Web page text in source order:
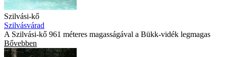
Szilvási-kő
Szilvásvárad
A Szilvási-kő 961 méteres magasságával a Bükk-vidék legmagas
Bővebben